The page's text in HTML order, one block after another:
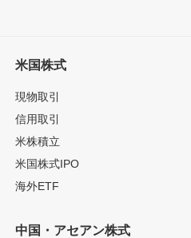
米国株式
現物取引
信用取引
米株積立
米国株式IPO
海外ETF
中国・アセアン株式